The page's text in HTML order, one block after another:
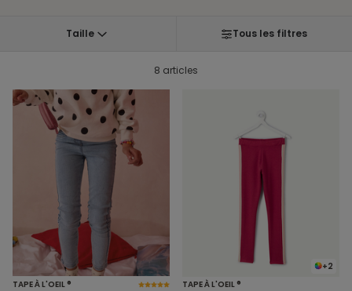
Taille Tous les filtres
8 articles
TAPE À L'OEIL ®
+2
TAPE À L'OEIL ®